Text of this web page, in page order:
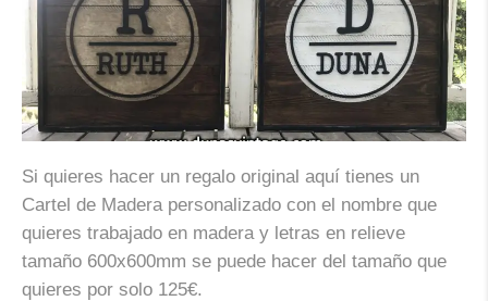
Si quieres hacer un regalo original aquí tienes un
Cartel de Madera personalizado con el nombre que
quieres trabajado en madera y letras en relieve
tamaño 600x600mm se puede hacer del tamaño que
quieres por solo 125€.